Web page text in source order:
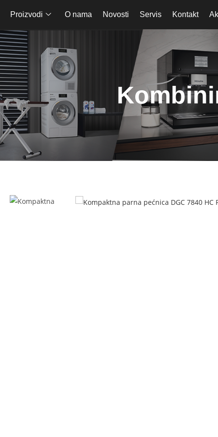
Proizvodi O nama Novosti Servis Kontakt